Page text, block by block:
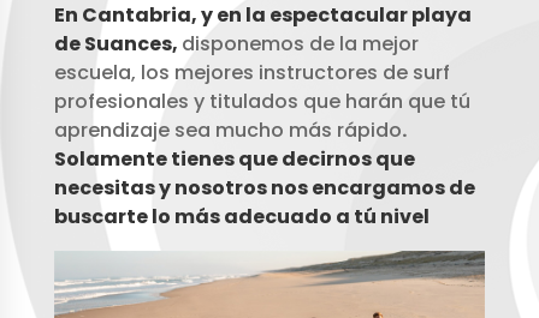
En Cantabria, y en la espectacular playa
de Suances, disponemos de la mejor
escuela, los mejores instructores de surf
profesionales y titulados que harán que tú
aprendizaje sea mucho más rápido.
Solamente tienes que decirnos que
necesitas y nosotros nos encargamos de
buscarte lo más adecuado a tú nivel